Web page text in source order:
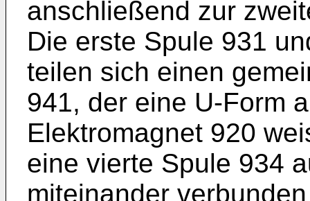
anschließend zur
Die erste Spule 931
teilen sich einen
941, der eine U-Form
Elektromagnet 920
eine vierte Spule 934
miteinander